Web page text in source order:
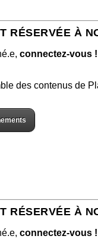
RÉSERVÉE À
connectez-vous !
des contenus de
RÉSERVÉE À
connectez-vous !